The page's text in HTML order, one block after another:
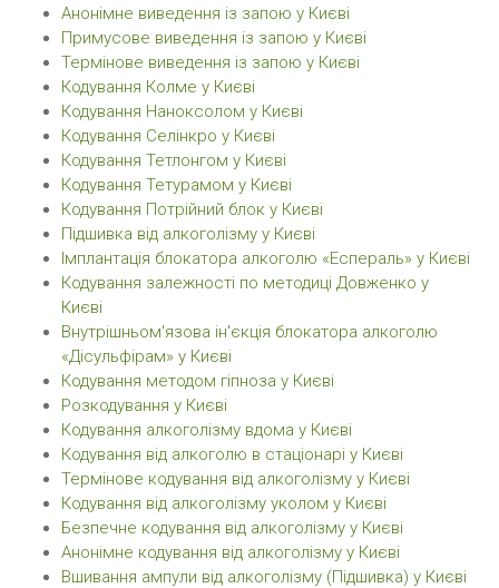
Анонімне виведення із запою у Києві
Примусове виведення із запою у Києві
Термінове виведення із запою у Києві
Кодування Колме у Києві
Кодування Наноксолом у Києві
Кодування Селінкро у Києві
Кодування Тетлонгом у Києві
Кодування Тетурамом у Києві
Кодування Потрійний блок у Києві
Підшивка від алкоголізму у Києві
Імплантація блокатора алкоголю «Еспераль» у Києві
Кодування залежності по методиці Довженко у
Києві
Внутрішньом'язова ін'єкція блокатора алкоголю
«Дісульфірам» у Києві
Кодування методом гiпноза у Києві
Розкодування у Києві
Кодування алкоголізму вдома у Києві
Кодування від алкоголю в стаціонарі у Києві
Термінове кодування від алкоголізму у Києві
Кодування від алкоголізму уколом у Києві
Безпечне кодування від алкоголізму у Києві
Анонімне кодування від алкоголізму у Києві
Вшивання ампули від алкоголізму (Підшивка) у Києві